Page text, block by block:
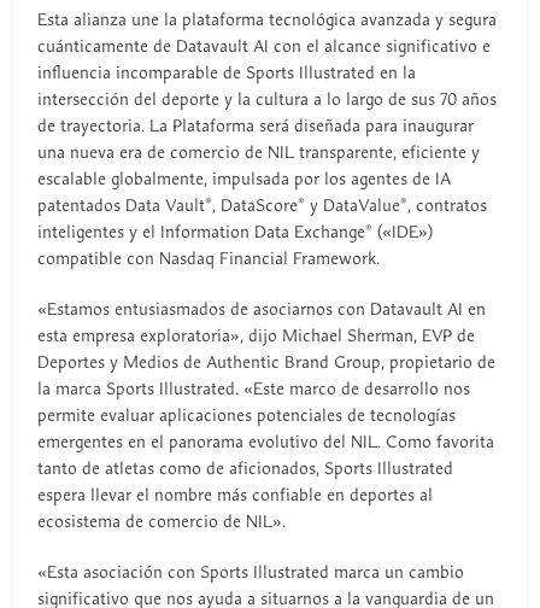
Esta alianza une la plataforma tecnológica avanzada y segura
cuánticamente de Datavault AI con el alcance significativo e
influencia incomparable de Sports Illustrated en la
intersección del deporte y la cultura a lo largo de sus 70 años
de trayectoria. La Plataforma será diseñada para inaugurar
una nueva era de comercio de NIL transparente, eficiente y
escalable globalmente, impulsada por los agentes de IA
patentados Data Vault®, DataScore® y DataValue®, contratos
inteligentes y el Information Data Exchange® («IDE»)
compatible con Nasdaq Financial Framework.
«Estamos entusiasmados de asociarnos con Datavault AI en
esta empresa exploratoria», dijo Michael Sherman, EVP de
Deportes y Medios de Authentic Brand Group, propietario de
la marca Sports Illustrated. «Este marco de desarrollo nos
permite evaluar aplicaciones potenciales de tecnologías
emergentes en el panorama evolutivo del NIL. Como favorita
tanto de atletas como de aficionados, Sports Illustrated
espera llevar el nombre más confiable en deportes al
ecosistema de comercio de NIL».
«Esta asociación con Sports Illustrated marca un cambio
significativo que nos ayuda a situarnos a la vanguardia de un